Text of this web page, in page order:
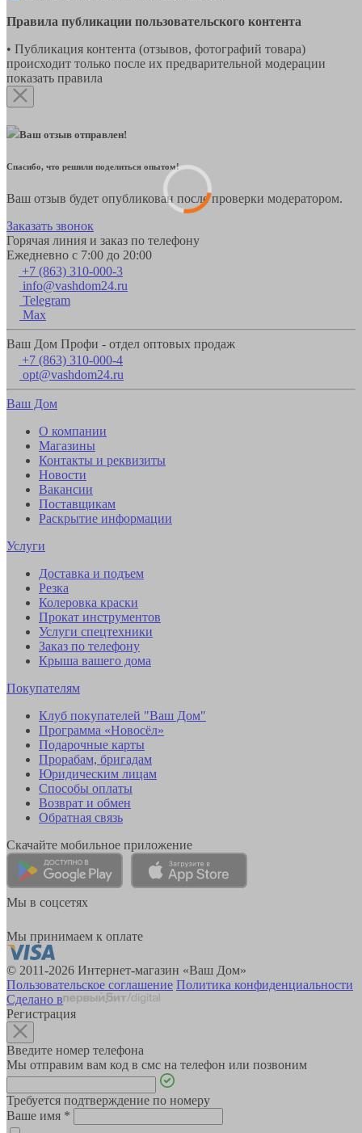
Правила публикации пользовательского контента
• Публикация контента (отзывов, фотографий товара)
происходит только после их предварительной модерации
показать правила
Ваш отзыв отправлен!
Спасибо, что решили поделиться опытом!
Ваш отзыв будет опубликован после проверки модератором.
Заказать звонок
Горячая линия и заказ по телефону
Ежедневно с 7:00 до 20:00
+7 (863) 310-000-3
info@vashdom24.ru
Telegram
Max
Ваш Дом Профи - отдел оптовых продаж
+7 (863) 310-000-4
opt@vashdom24.ru
Ваш Дом
О компании
Магазины
Контакты и реквизиты
Новости
Вакансии
Поставщикам
Раскрытие информации
Услуги
Доставка и подъем
Резка
Колеровка краски
Прокат инструментов
Услуги спецтехники
Заказ по телефону
Крыша вашего дома
Покупателям
Клуб покупателей "Ваш Дом"
Программа «Новосёл»
Подарочные карты
Прорабам, бригадам
Юридическим лицам
Способы оплаты
Возврат и обмен
Обратная связь
Скачайте мобильное приложение
Мы в соцсетях
Мы принимаем к оплате
© 2011-2026 Интернет-магазин «Ваш Дом»
Пользовательское соглашение Политика конфиденциальности
Сделано в
Регистрация
Введите номер телефона
Мы отправим вам код в смс на телефон или позвоним
Требуется подтверждение по номеру
Ваше имя *